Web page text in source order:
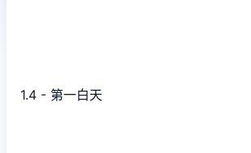
1.4 - 第一白天